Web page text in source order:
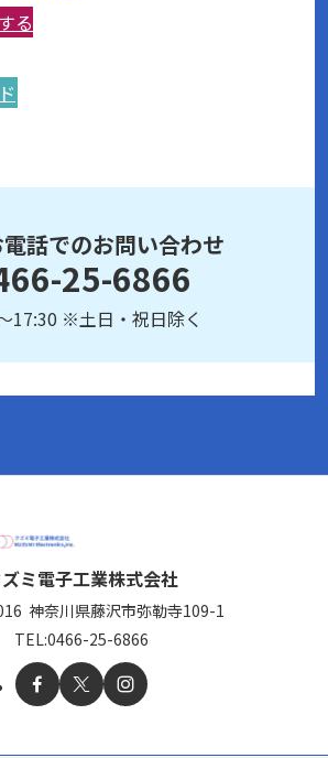
る
話でのお問い合わせ
25-6866
17:30 ※土日・祝日除く
ミ電子工業株式会社
神奈川県藤沢市弥勒寺109-1
TEL:0466-25-6866